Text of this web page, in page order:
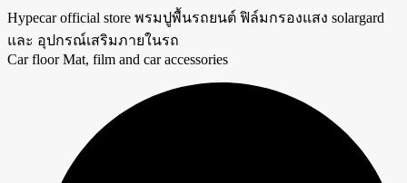
Hypecar official store พรมปูพื้นรถยนต์ ฟิล์มกรองแสง solargard
และ อุปกรณ์เสริมภายในรถ
Car floor Mat, film and car accessories